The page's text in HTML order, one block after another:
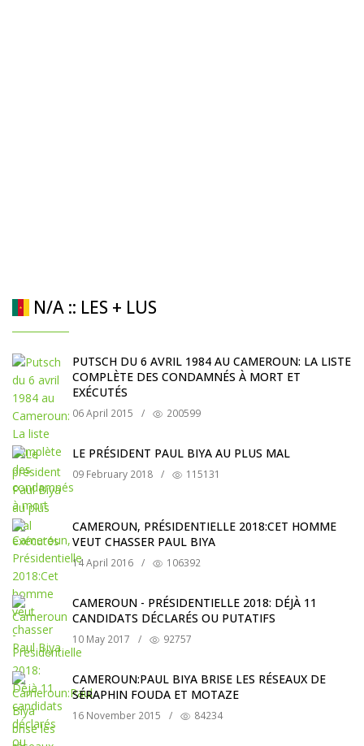
N/A :: LES + LUS
PUTSCH DU 6 AVRIL 1984 AU CAMEROUN: LA LISTE
COMPLÈTE DES CONDAMNÉS À MORT ET
EXÉCUTÉS
06 April 2015 / 200599
LE PRÉSIDENT PAUL BIYA AU PLUS MAL
09 February 2018 / 115131
CAMEROUN, PRÉSIDENTIELLE 2018:CET HOMME
VEUT CHASSER PAUL BIYA
14 April 2016 / 106392
CAMEROUN - PRÉSIDENTIELLE 2018: DÉJÀ 11
CANDIDATS DÉCLARÉS OU PUTATIFS
10 May 2017 / 92757
CAMEROUN:PAUL BIYA BRISE LES RÉSEAUX DE
SÉRAPHIN FOUDA ET MOTAZE
16 November 2015 / 84234